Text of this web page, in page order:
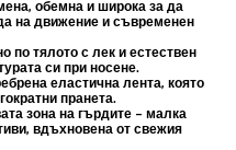
обемна и широка за да
на движение и съвременен
по тялото с лек и естествен
си при носене.
еластична лента, която
пранета.
зона на гърдите – малка
вдъхновена от свежия